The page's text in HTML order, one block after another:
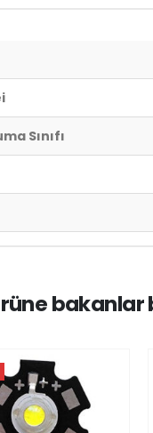
Sınıfı